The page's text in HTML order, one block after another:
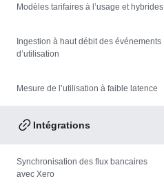
Modèles tarifaires à l’usage et hybrides
Ingestion à haut débit des événements
d’utilisation
Mesure de l’utilisation à faible latence
Intégrations
Synchronisation des flux bancaires
avec Xero